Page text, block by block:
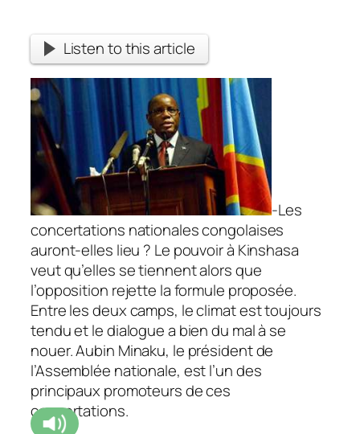
Listen to this article
-Les
concertations nationales congolaises
auront-elles lieu ? Le pouvoir à Kinshasa
veut qu’elles se tiennent alors que
l’opposition rejette la formule proposée.
Entre les deux camps, le climat est toujours
tendu et le dialogue a bien du mal à se
nouer. Aubin Minaku, le président de
l’Assemblée nationale, est l’un des
principaux promoteurs de ces
concertations.